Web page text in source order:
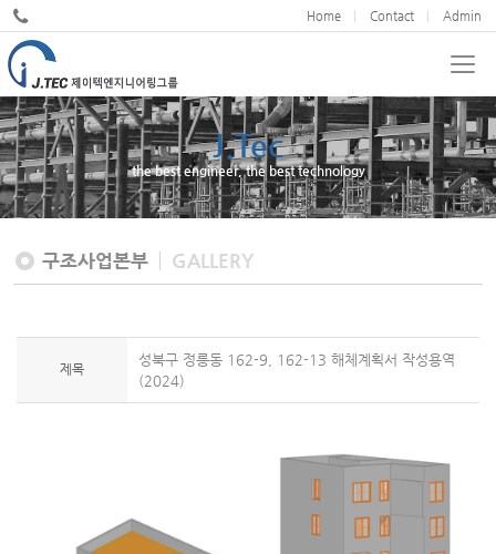
Home Contact Admin
J.Tec
the best engineer, the best technology
JND
We cultivate design excellence
구조사업본부 GALLERY
제목
성북구 정릉동 162-9, 162-13 해체계획서 작성용역
(2024)